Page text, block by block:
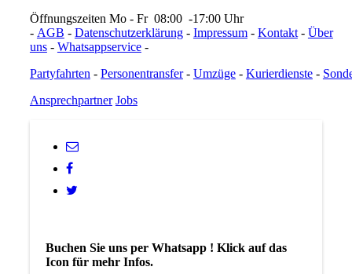
Öffnungszeiten Mo - Fr 08:00 -17:00 Uhr
- AGB - Datenschutzerklärung- Impressum- Kontakt- Über
uns- Whatsappservice-
Partyfahrten - Personentransfer- Umzüge- Kurierdienste-
Ansprechpartner Jobs
Buchen Sie uns per Whatsapp ! Klick auf das
Icon für mehr Infos.